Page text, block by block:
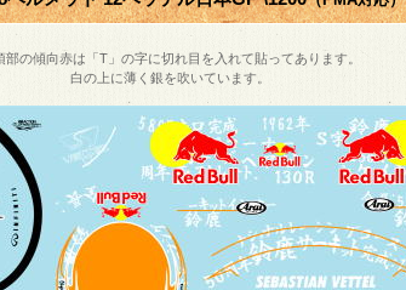
部の傾向赤は「T」の字に切れ目を入れて貼ってあります。
白の上に薄く銀を吹いています。